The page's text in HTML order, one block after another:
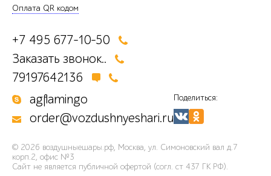
Оплата QR кодом
+7 495 677-10-50
Заказать звонок..
79197642136
agflamingo
order@vozdushnyeshari.ru
Поделиться:
© 2026 воздушныешары.рф, Москва, ул. Симоновский вал д.7
корп.2, офис №3
Сайт не является публичной офертой (согл. ст 437 ГК РФ).